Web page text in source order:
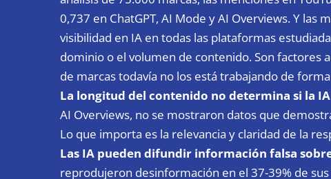
0,737 en ChatGPT, AI Mode y AI Overviews. Y las
visibilidad en IA en todas las plataformas
dominio o el volumen de contenido. Son factores
de marcas todavía no los está trabajando de
La longitud del contenido no determina si la
AI Overviews, no se mostraron datos que
Lo que importa es la relevancia y claridad de la
Las IA pueden difundir información falsa
reprodujeron desinformación en el 37-39% de